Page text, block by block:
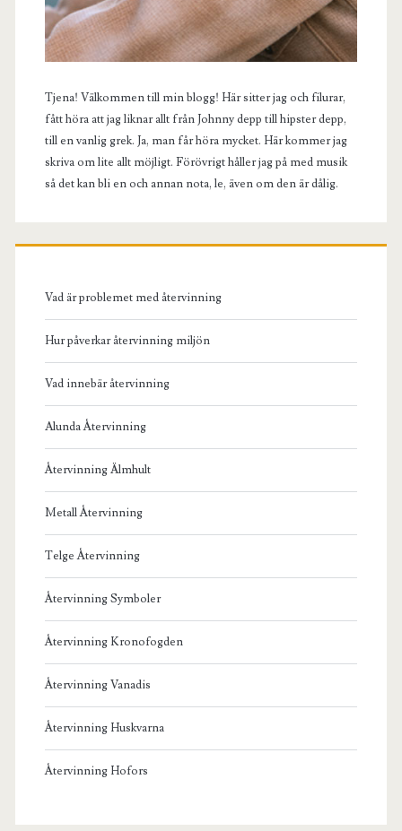
Tjena! Välkommen till min blogg! Här sitter jag och filurar,
fått höra att jag liknar allt från Johnny depp till hipster depp,
till en vanlig grek. Ja, man får höra mycket. Här kommer jag
skriva om lite allt möjligt. Förövrigt håller jag på med musik
så det kan bli en och annan nota, le, även om den är dålig.
Vad är problemet med återvinning
Hur påverkar återvinning miljön
Vad innebär återvinning
Alunda Återvinning
Återvinning Älmhult
Metall Återvinning
Telge Återvinning
Återvinning Symboler
Återvinning Kronofogden
Återvinning Vanadis
Återvinning Huskvarna
Återvinning Hofors